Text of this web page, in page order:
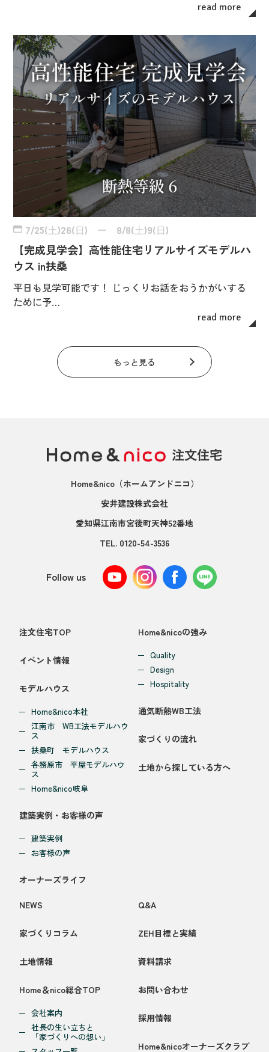
read more
7/25(土)26(日) ー 8/8(土)9(日)
【完成見学会】高性能住宅リアルサイズモデルハ
ウス in扶桑
平日も見学可能です！ じっくりお話をおうかがいする
ために予…
read more
もっと見る
Home&nico（ホームアンドニコ）
安井建設株式会社
愛知県江南市宮後町天神52番地
TEL. 0120-54-3536
Follow us
注文住宅TOP
イベント情報
モデルハウス
Home&nico本社
江南市 WB工法モデルハウ
ス
扶桑町 モデルハウス
各務原市 平屋モデルハウ
ス
Home&nico岐阜
建築実例・お客様の声
建築実例
お客様の声
オーナーズライフ
Home&nicoの強み
Quality
Design
Hospitality
通気断熱WB工法
家づくりの流れ
土地から探している方へ
NEWS
家づくりコラム
土地情報
Home＆nico総合TOP
会社案内
社長の生い立ちと
「家づくりへの想い」
Q&A
ZEH目標と実績
資料請求
お問い合わせ
採用情報
Home&nicoオーナーズクラブ